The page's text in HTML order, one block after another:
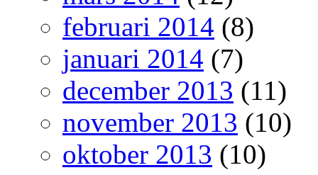
februari 2014 (8)
januari 2014 (7)
december 2013 (11)
november 2013 (10)
oktober 2013 (10)